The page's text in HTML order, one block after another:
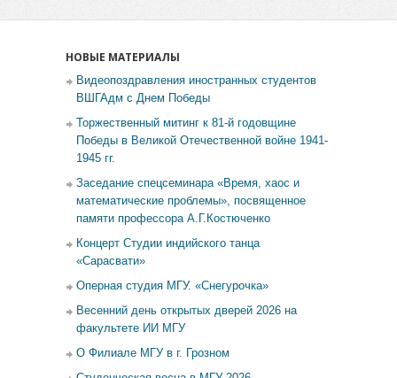
НОВЫЕ МАТЕРИАЛЫ
Видеопоздравления иностранных студентов
ВШГАдм с Днем Победы
Торжественный митинг к 81-й годовщине
Победы в Великой Отечественной войне 1941-
1945 гг.
Заседание спецсеминара «Время, хаос и
математические проблемы», посвященное
памяти профессора А.Г.Костюченко
Концерт Студии индийского танца
«Сарасвати»
Оперная студия МГУ. «Снегурочка»
Весенний день открытых дверей 2026 на
факультете ИИ МГУ
О Филиале МГУ в г. Грозном